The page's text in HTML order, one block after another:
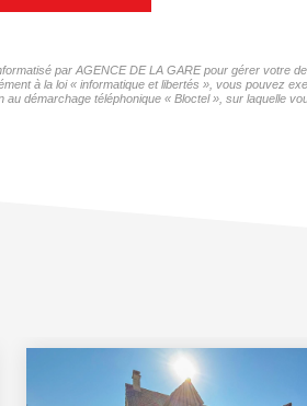
par AGENCE DE LA GARE pour gérer
à la loi « informatique et libertés », vous pouvez
démarchage téléphonique « Bloctel », sur laquelle